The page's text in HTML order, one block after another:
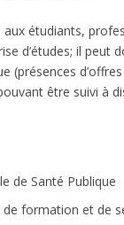
aux étudiants,
d’études; il peut
(présences
être suivi à
de Santé Publique
de formation et de